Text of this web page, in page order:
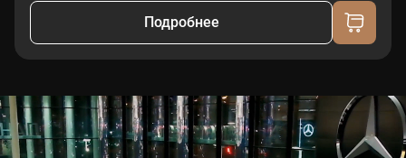
Подробнее